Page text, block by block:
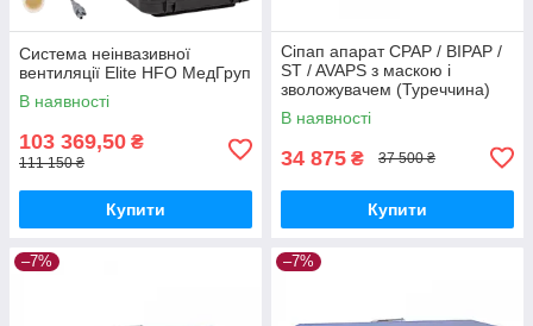
Система неінвазивної
вентиляції Elite HFO МедГруп
В наявності
103 369,50 ₴
111 150 ₴
Купити
Сіпап апарат CPAP / BIPAP /
ST / AVAPS з маскою і
зволожувачем (Туреччина)
Yel Elite МедГруп
В наявності
34 875 ₴ 37 500 ₴
Купити
–7% –7%